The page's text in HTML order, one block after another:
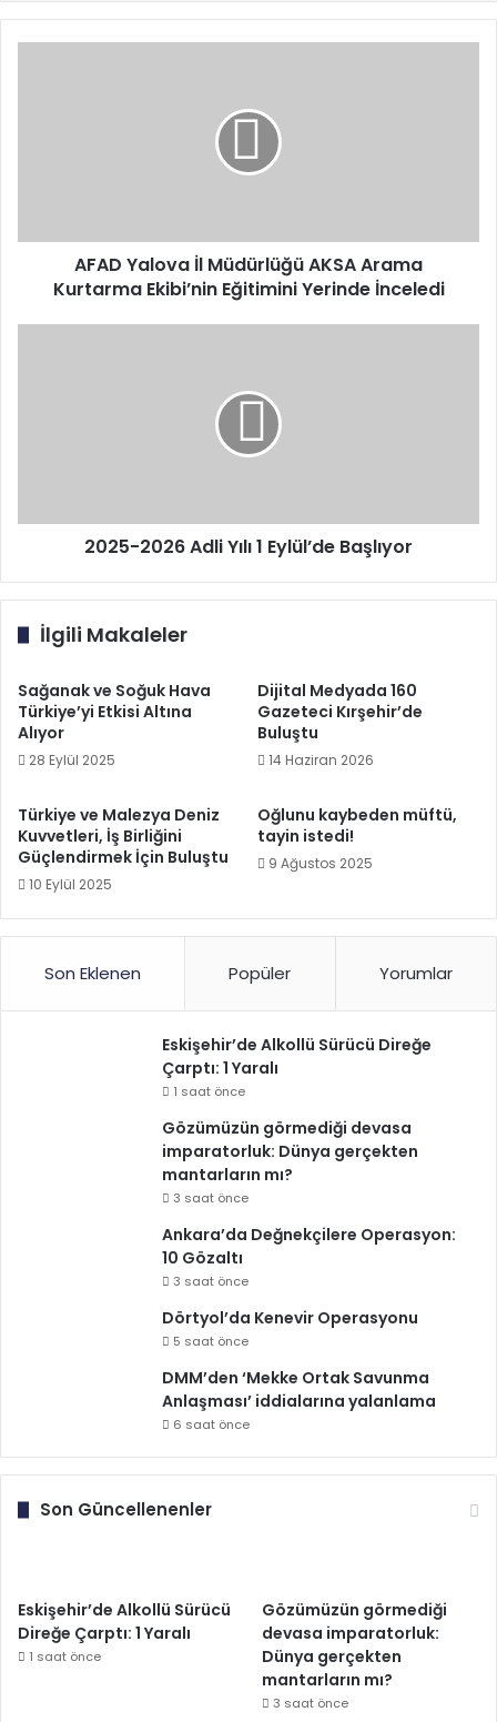
Eğitimini
İnceledi
AFAD Yalova İl Müdürlüğü AKSA Arama
Kurtarma Ekibi’nin Eğitimini Yerinde İnceledi
2025-2026 Adli Yılı 1 Eylül’de Başlıyor
İlgili Makaleler
Sağanak ve Soğuk Hava
Türkiye’yi Etkisi Altına
Alıyor
28 Eylül 2025
Dijital Medyada 160
Gazeteci Kırşehir’de
Buluştu
14 Haziran 2026
Türkiye ve Malezya Deniz
Kuvvetleri, İş Birliğini
Güçlendirmek İçin Buluştu
10 Eylül 2025
Oğlunu kaybeden müftü,
tayin istedi!
9 Ağustos 2025
Son Eklenen Popüler Yorumlar
Eskişehir’de Alkollü Sürücü Direğe
Çarptı: 1 Yaralı
1 saat önce
Gözümüzün görmediği devasa
imparatorluk: Dünya gerçekten
mantarların mı?
3 saat önce
Ankara’da Değnekçilere Operasyon:
10 Gözaltı
3 saat önce
Dörtyol’da Kenevir Operasyonu
5 saat önce
DMM’den ‘Mekke Ortak Savunma
Anlaşması’ iddialarına yalanlama
6 saat önce
Son Güncellenenler
Eskişehir’de Alkollü Sürücü
Direğe Çarptı: 1 Yaralı
1 saat önce
Gözümüzün görmediği
devasa imparatorluk:
Dünya gerçekten
mantarların mı?
3 saat önce